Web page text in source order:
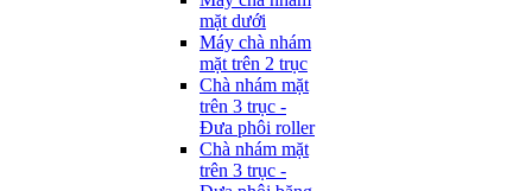
mặt dưới
Máy chà nhám
mặt trên 2 trục
Chà nhám mặt
trên 3 trục -
Đưa phôi roller
Chà nhám mặt
trên 3 trục -